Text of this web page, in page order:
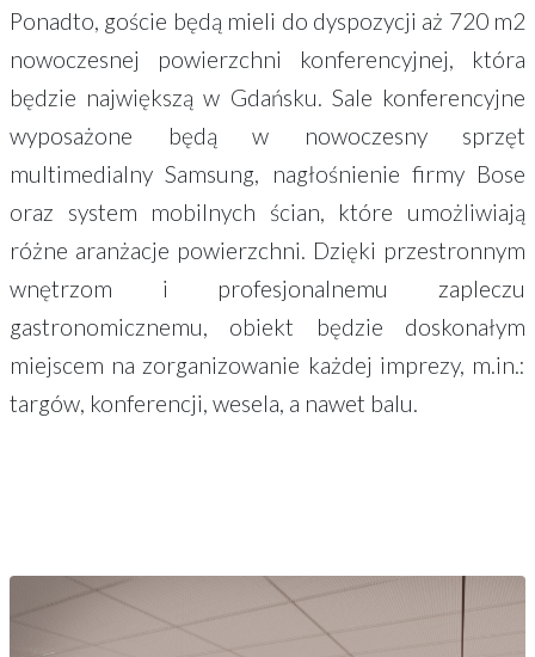
Ponadto, goście będą mieli do dyspozycji aż 720 m2
nowoczesnej powierzchni konferencyjnej, która
będzie największą w Gdańsku. Sale konferencyjne
wyposażone będą w nowoczesny sprzęt
multimedialny Samsung, nagłośnienie firmy Bose
oraz system mobilnych ścian, które umożliwiają
różne aranżacje powierzchni. Dzięki przestronnym
wnętrzom i profesjonalnemu zapleczu
gastronomicznemu, obiekt będzie doskonałym
miejscem na zorganizowanie każdej imprezy, m.in.:
targów, konferencji, wesela, a nawet balu.